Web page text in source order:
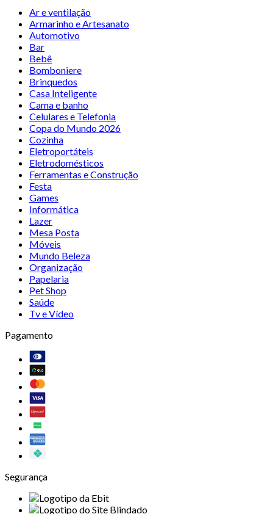
Ar e ventilação
Armarinho e Artesanato
Automotivo
Bar
Bebê
Bomboniere
Brinquedos
Casa Inteligente
Cama e banho
Celulares e Telefonia
Copa do Mundo 2026
Cozinha
Eletroportáteis
Eletrodomésticos
Ferramentas e Construção
Festa
Games
Informática
Lazer
Mesa Posta
Móveis
Mundo Beleza
Organização
Papelaria
Pet Shop
Saúde
Tv e Vídeo
Pagamento
Segurança